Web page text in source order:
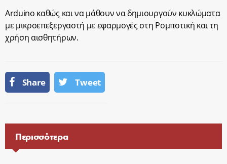
Arduino καθώς και να μάθουν να δημιουργούν κυκλώματα
με μικροεπεξεργαστή με εφαρμογές στη Ρομποτική και τη
χρήση αισθητήρων.
Share Tweet
Περισσότερα